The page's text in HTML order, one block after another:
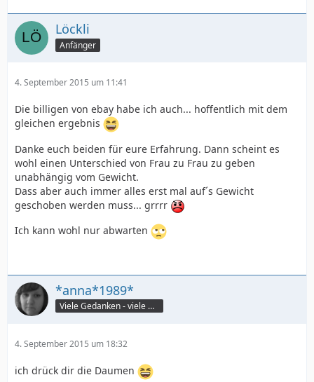
Löckli
Anfänger
4. September 2015 um 11:41
Die billigen von ebay habe ich auch... hoffentlich mit dem
gleichen ergebnis
Danke euch beiden für eure Erfahrung. Dann scheint es
wohl einen Unterschied von Frau zu Frau zu geben
unabhängig vom Gewicht.
Dass aber auch immer alles erst mal auf´s Gewicht
geschoben werden muss... grrrr
Ich kann wohl nur abwarten
*anna*1989*
Viele Gedanken - viele Worte
4. September 2015 um 18:32
ich drück dir die Daumen